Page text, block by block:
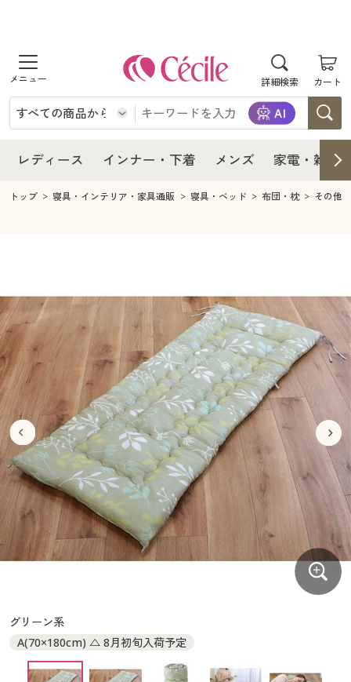
詳細検索 カート
商品を探す
レディース
レディースファッション
インナー・下着
インナー・下着通販すべて
ジュニア・ティーンズ下着
メンズ
メンズ下着
家電
キッチン・雑貨・日用品
寝具・インテリア・家具通販すべて
家具・収納
寝具・ベッド
カーテン・ラグ・ファブリック
美容・健康
美容・健康通販すべて
美容・健康・サプリメント
制服・スクール
制服・スクールすべて
制服・学生服
ジュニア・ティーンズ下着
大きいサイズ
大きいサイズ通販すべて
大きいサイズ レディース服
大きいサイズ レディース下着
大きいサイズ 事務・制服
バーゲン
バーゲンセール
シークレットセール
詳細検索
商品カテゴリ一覧
カタログ・チラシからのご注文
デジタルカタログ
レディース インナー・下着 メンズ 家電・雑貨
レディース
レディース通販すべて
レディースファッション
インナー・下着
インナー・下着通販すべて
メンズ
キッチン・雑貨・日用品
家具・収納
寝具・ベッド
カーテン・ラグ・ファブリック
美容・健康通販すべて
美容・健康・サプリメント
制服・スクール
制服・スクールすべて
制服・学生服
ジュニア・ティーンズ下着
大きいサイズ
大きいサイズ通販すべて
大きいサイズ レディース服
大きいサイズ レディース下着
大きいサイズ メンズ
バーゲン
バーゲンセール
シークレットセール
詳細検索
商品カテゴリ一覧
カタログ
カタログ・チラシからのご注文
カタログ無料プレゼント
トップ 寝具・インテリア・家具通販 寝具・ベッド 布団・枕 その他
グリーン系
A(70×180cm) △ 8月初旬入荷予定